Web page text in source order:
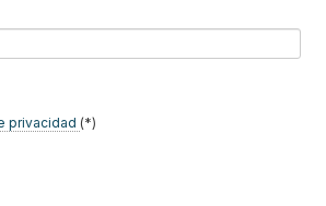
boletines
TU EMAIL TODA LA
privacidad (*)